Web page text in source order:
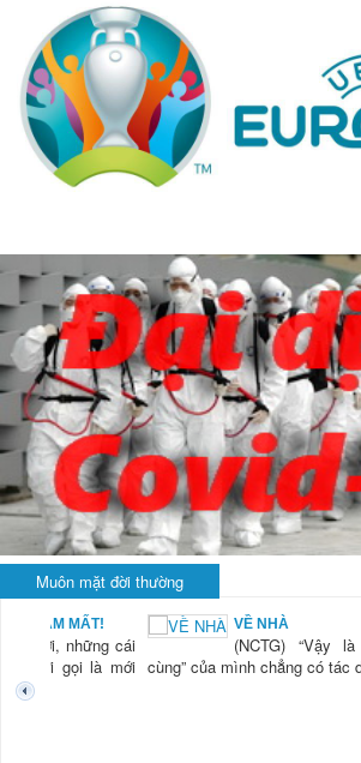
Muôn mặt đời thường
NAM MẤT!
“Xời, những cái
mới gọi là mới
VỀ NHÀ
(NCTG) “Vậy
cùng” của mình chẳng có tác